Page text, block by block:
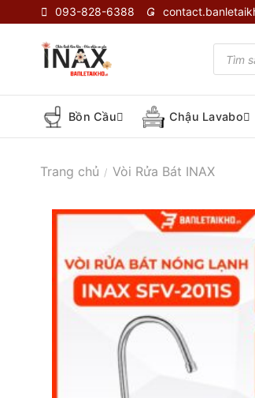
to
content
093-828-6388
Tìm
kiếm
phẩm
Bồn Cầu Chậu Lavabo
Trang chủ / Vòi Rửa Bát INAX